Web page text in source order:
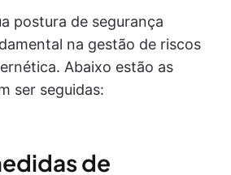
postura de segurança
na gestão de riscos
Abaixo estão as
ser seguidas:
de